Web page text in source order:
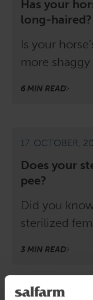
Has your
long-
Is your
more
6 MIN READ
17. OCTOBER,
Does your
pee?
Did you
sterilized
3 MIN READ